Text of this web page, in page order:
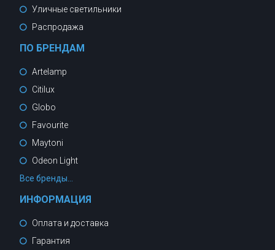
Уличные светильники
Распродажа
ПО БРЕНДАМ
Artelamp
Citilux
Globo
Favourite
Maytoni
Odeon Light
Все бренды...
ИНФОРМАЦИЯ
Оплата и доставка
Гарантия